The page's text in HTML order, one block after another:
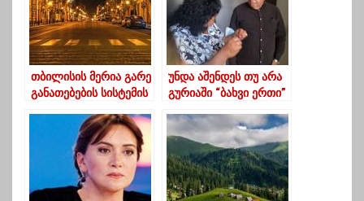
თბილისის მერია გარე
განათებების სისტემის
მილიონ ლარს
დახარჯავს
უნდა აშენდეს თუ არა
გურიაში “ბახვი ერთი”